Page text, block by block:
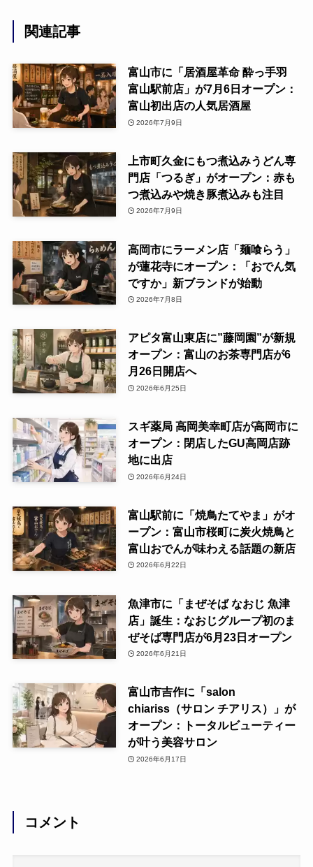
関連記事
富山市に「居酒屋革命 酔っ手羽
富山駅前店」が7月6日オープン：
富山初出店の人気居酒屋
2026年7月9日
上市町久金にもつ煮込みうどん専
門店「つるぎ」がオープン：赤も
つ煮込みや焼き豚煮込みも注目
2026年7月9日
高岡市にラーメン店「麺喰らう」
が蓮花寺にオープン：「おでん気
ですか」新ブランドが始動
2026年7月8日
アピタ富山東店に”藤岡園”が新規
オープン：富山のお茶専門店が6
月26日開店へ
2026年6月25日
スギ薬局 高岡美幸町店が高岡市に
オープン：閉店したGU高岡店跡
地に出店
2026年6月24日
富山駅前に「焼鳥たてやま」がオ
ープン：富山市桜町に炭火焼鳥と
富山おでんが味わえる話題の新店
2026年6月22日
魚津市に「まぜそば なおじ 魚津
店」誕生：なおじグループ初のま
ぜそば専門店が6月23日オープン
2026年6月21日
富山市吉作に「salon
chiariss（サロン チアリス）」が
オープン：トータルビューティー
が叶う美容サロン
2026年6月17日
コメント